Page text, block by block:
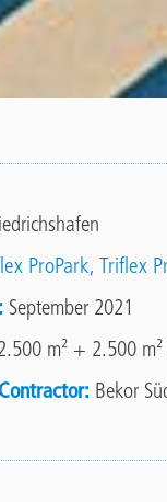
ProPark Triflex
September 2021
m² + 2.500
Bekor